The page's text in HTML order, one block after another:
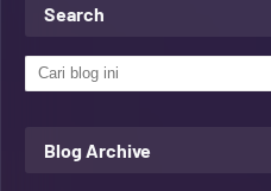
Search
Blog Archive